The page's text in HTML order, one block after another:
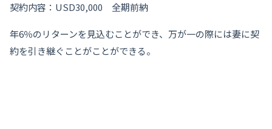
契約内容：USD30,000 全期前納
年6％のリターンを見込むことができ、万が一の際には妻に契
約を引き継ぐことがことができる。